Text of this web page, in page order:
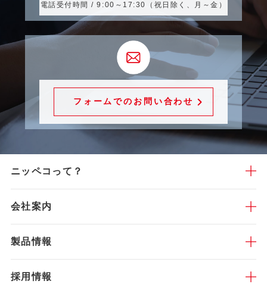
電話受付時間 / 9:00～17:30（祝日除く、月～金）
フォームでのお問い合わせ
ニッペコって？
会社案内
製品情報
採用情報